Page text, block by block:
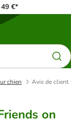
€*
chien Avis de client
on